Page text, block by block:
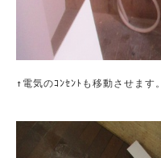
↑電気のｺﾝｾﾝﾄも移動させます。